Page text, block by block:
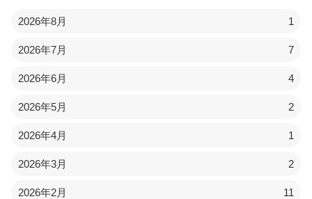
2026年8月 1
2026年7月 7
2026年6月 4
2026年5月 2
2026年4月 1
2026年3月 2
2026年2月 11